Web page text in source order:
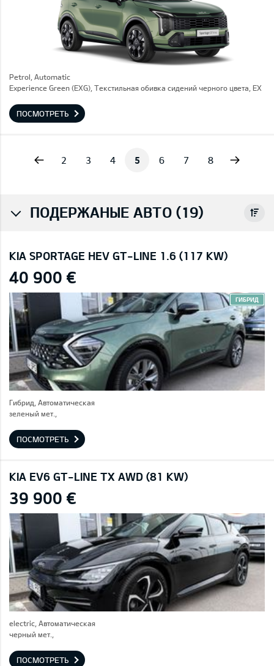
Petrol, Automatic
Experience Green (EXG), Текстильная обивка сидений черного цвета, EX
ПОСМОТРЕТЬ
2 3 4 5 6 7 8
ПОДЕРЖАНЫЕ АВТО (19)
KIA SPORTAGE HEV GT-LINE 1.6 (117 KW)
40 900 €
ГИБРИД
Гибрид, Автоматическая
зеленый мет.,
ПОСМОТРЕТЬ
KIA EV6 GT-LINE TX AWD (81 KW)
39 900 €
electric, Автоматическая
черный мет.,
ПОСМОТРЕТЬ